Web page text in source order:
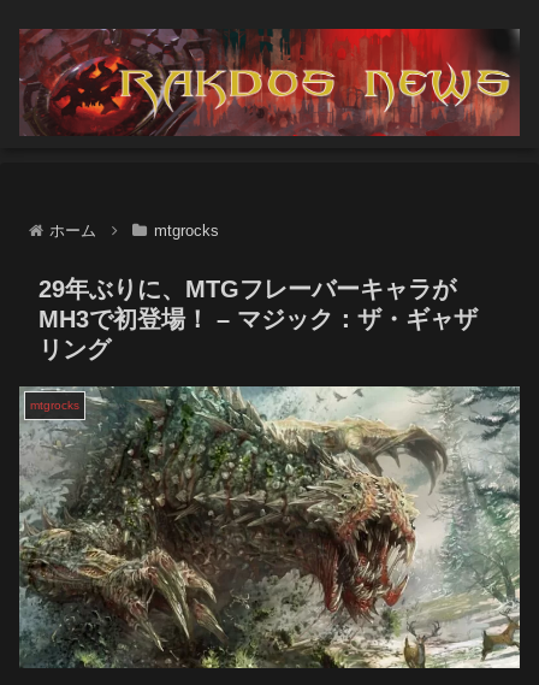
ホーム mtgrocks
29年ぶりに、MTGフレーバーキャラが
MH3で初登場！ – マジック：ザ・ギャザ
リング
mtgrocks